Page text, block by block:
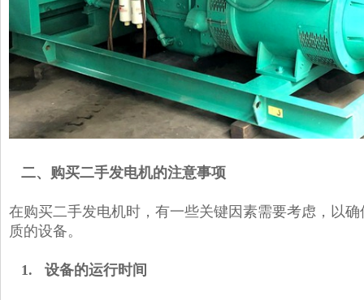
二、购买二手发电机的注意事项
在购买二手发电机时，有一些关键因素需要考虑，以
质的设备。
1. 设备的运行时间